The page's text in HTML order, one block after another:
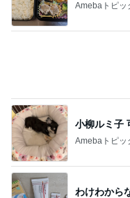
Amebaトピッ
小柳ルミ子
Amebaトピッ
わけわから